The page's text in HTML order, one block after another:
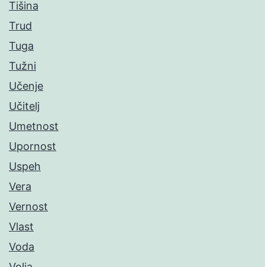
Tišina
Trud
Tuga
Tužni
Učenje
Učitelj
Umetnost
Upornost
Uspeh
Vera
Vernost
Vlast
Voda